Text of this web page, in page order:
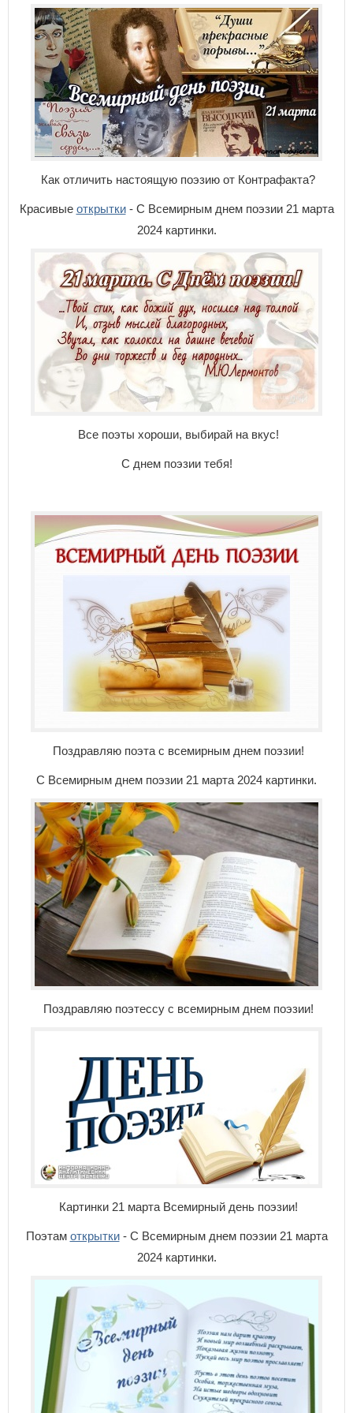
Как отличить настоящую поэзию от Контрафакта?
Красивые открытки- С Всемирным днем поэзии 21 марта
2024 картинки.
Все поэты хороши, выбирай на вкус!
С днем поэзии тебя!
Поздравляю поэта с всемирным днем поэзии!
С Всемирным днем поэзии 21 марта 2024 картинки.
Поздравляю поэтессу с всемирным днем поэзии!
Картинки 21 марта Всемирный день поэзии!
Поэтам открытки- С Всемирным днем поэзии 21 марта
2024 картинки.